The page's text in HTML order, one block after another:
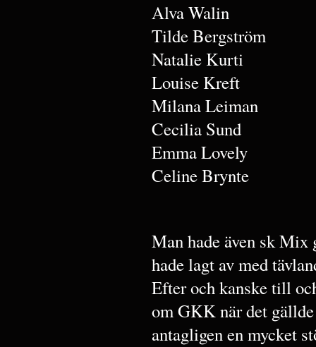
Alva Walin
Tilde Bergström
Natalie Kurti
Louise Kreft
Milana Leiman
Cecilia Sund
Emma Lovely
Celine Brynte
Man hade även sk Mix
hade lagt av med
Efter och kanske till
om GKK när det
antagligen en mycket